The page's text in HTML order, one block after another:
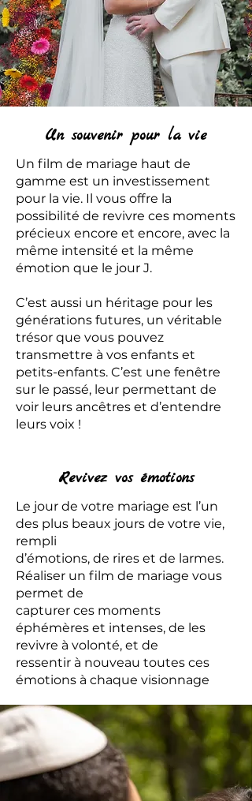
Un souvenir pour la vie
Un film de mariage haut de
gamme est un investissement
pour la vie. Il vous offre la
possibilité de revivre ces moments
précieux encore et encore, avec la
même intensité et la même
émotion que le jour J.
C’est aussi un héritage pour les
générations futures, un véritable
trésor que vous pouvez
transmettre à vos enfants et
petits-enfants. C’est une fenêtre
sur le passé, leur permettant de
voir leurs ancêtres et d’entendre
leurs voix !
Revivez vos émotions
Le jour de votre mariage est l’un
des plus beaux jours de votre vie,
rempli
d’émotions, de rires et de larmes.
Réaliser un film de mariage vous
permet de
capturer ces moments
éphémères et intenses, de les
revivre à volonté, et de
ressentir à nouveau toutes ces
émotions à chaque visionnage